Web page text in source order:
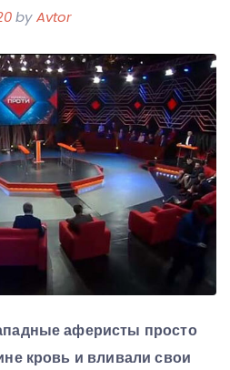
byAvtor
аферисты просто
кровь и вливали свои